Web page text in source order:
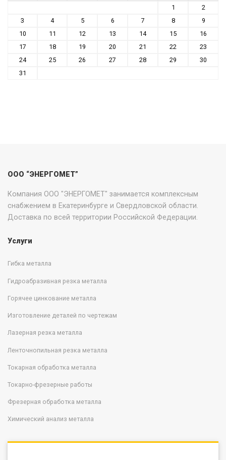
1
2
3
4 5 6 7 8
9
10
11 12 13 14 15
16
17
18 19 20 21 22
23
24
25 26 27 28 29
30
31
ООО “ЭНЕРГОМЕТ”
Компания ООО "ЭНЕРГОМЕТ" занимается комплексным
снабжением в Екатеринбурге и Свердловской области.
Доставка по всей территории Российской Федерации.
Услуги
Гибка металла
Гидроабразивная резка металла
Горячее цинкование металла
Изготовление деталей по чертежам
Лазерная резка металла
Ленточнопильная резка металла
Токарная обработка металла
Токарно-фрезерные работы
Фрезерная обработка металла
Химический анализ металла